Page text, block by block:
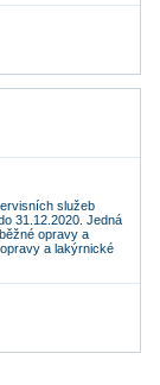
služeb
31.12.2020. Jedná
opravy a
a lakýrnické